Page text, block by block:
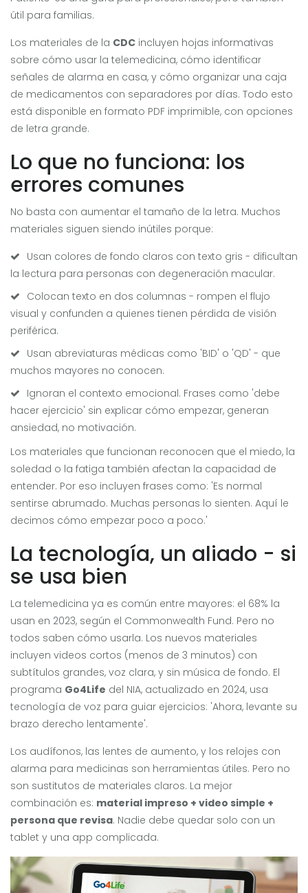
útil para familias.
Los materiales de la CDC incluyen hojas informativas
sobre cómo usar la telemedicina, cómo identificar
señales de alarma en casa, y cómo organizar una caja
de medicamentos con separadores por días. Todo esto
está disponible en formato PDF imprimible, con opciones
de letra grande.
Lo que no funciona: los
errores comunes
No basta con aumentar el tamaño de la letra. Muchos
materiales siguen siendo inútiles porque:
Usan colores de fondo claros con texto gris - dificultan
la lectura para personas con degeneración macular.
Colocan texto en dos columnas - rompen el flujo
visual y confunden a quienes tienen pérdida de visión
periférica.
Usan abreviaturas médicas como 'BID' o 'QD' - que
muchos mayores no conocen.
Ignoran el contexto emocional. Frases como 'debe
hacer ejercicio' sin explicar cómo empezar, generan
ansiedad, no motivación.
Los materiales que funcionan reconocen que el miedo, la
soledad o la fatiga también afectan la capacidad de
entender. Por eso incluyen frases como: 'Es normal
sentirse abrumado. Muchas personas lo sienten. Aquí le
decimos cómo empezar poco a poco.'
La tecnología, un aliado - si
se usa bien
La telemedicina ya es común entre mayores: el 68% la
usan en 2023, según el Commonwealth Fund. Pero no
todos saben cómo usarla. Los nuevos materiales
incluyen videos cortos (menos de 3 minutos) con
subtítulos grandes, voz clara, y sin música de fondo. El
programa Go4Life del NIA, actualizado en 2024, usa
tecnología de voz para guiar ejercicios: 'Ahora, levante su
brazo derecho lentamente'.
Los audífonos, las lentes de aumento, y los relojes con
alarma para medicinas son herramientas útiles. Pero no
son sustitutos de materiales claros. La mejor
combinación es: material impreso + video simple +
persona que revisa. Nadie debe quedar solo con un
tablet y una app complicada.